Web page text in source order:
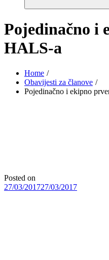
Pojedinačno i
HALS-a
Home
Obavijesti za članove
Pojedinačno i ekipno
Posted on
27/03/201727/03/2017